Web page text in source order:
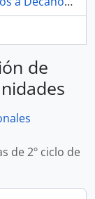
de
de 2º ciclo de